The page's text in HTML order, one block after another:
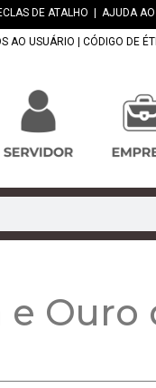
DE ATALHO AJUDA AO
AO USUÁRIO CÓDIGO DE
e